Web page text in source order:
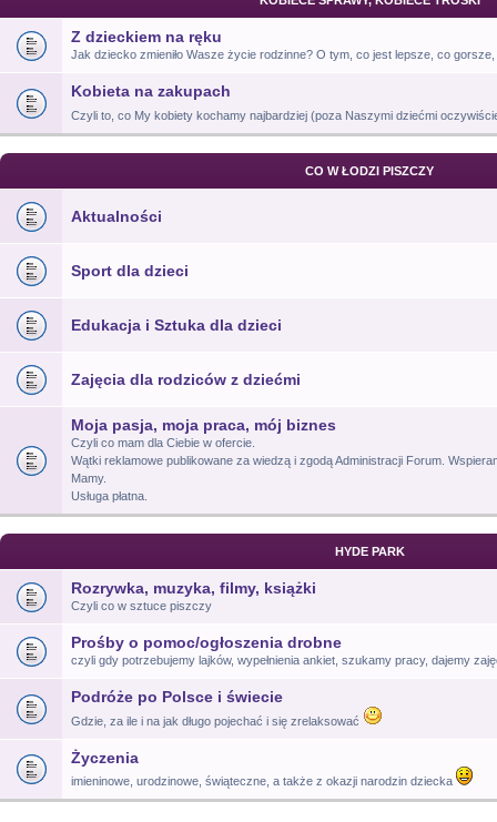
Z dzieckiem na ręku
Jak dziecko zmieniło Wasze życie rodzinne? O tym, co jest lepsze, co
Kobieta na zakupach
Czyli to, co My kobiety kochamy najbardziej (poza Naszymi dziećmi
CO W ŁODZI PISZCZY
Aktualności
Sport dla dzieci
Edukacja i Sztuka dla dzieci
Zajęcia dla rodziców z dziećmi
Moja pasja, moja praca, mój biznes
Czyli co mam dla Ciebie w ofercie.
Wątki reklamowe publikowane za wiedzą i zgodą Administracji Forum.
Mamy.
Usługa płatna.
HYDE PARK
Rozrywka, muzyka, filmy, książki
Czyli co w sztuce piszczy
Prośby o pomoc/ogłoszenia drobne
czyli gdy potrzebujemy lajków, wypełnienia ankiet, szukamy pracy, dajemy
Podróże po Polsce i świecie
Gdzie, za ile i na jak długo pojechać i się zrelaksować
Życzenia
imieninowe, urodzinowe, świąteczne, a także z okazji narodzin dziecka